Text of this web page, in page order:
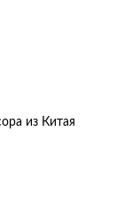
из Китая